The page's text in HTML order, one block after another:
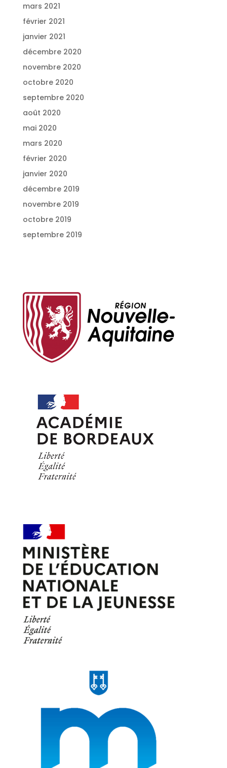
mars 2021
février 2021
janvier 2021
décembre 2020
novembre 2020
octobre 2020
septembre 2020
août 2020
mai 2020
mars 2020
février 2020
janvier 2020
décembre 2019
novembre 2019
octobre 2019
septembre 2019